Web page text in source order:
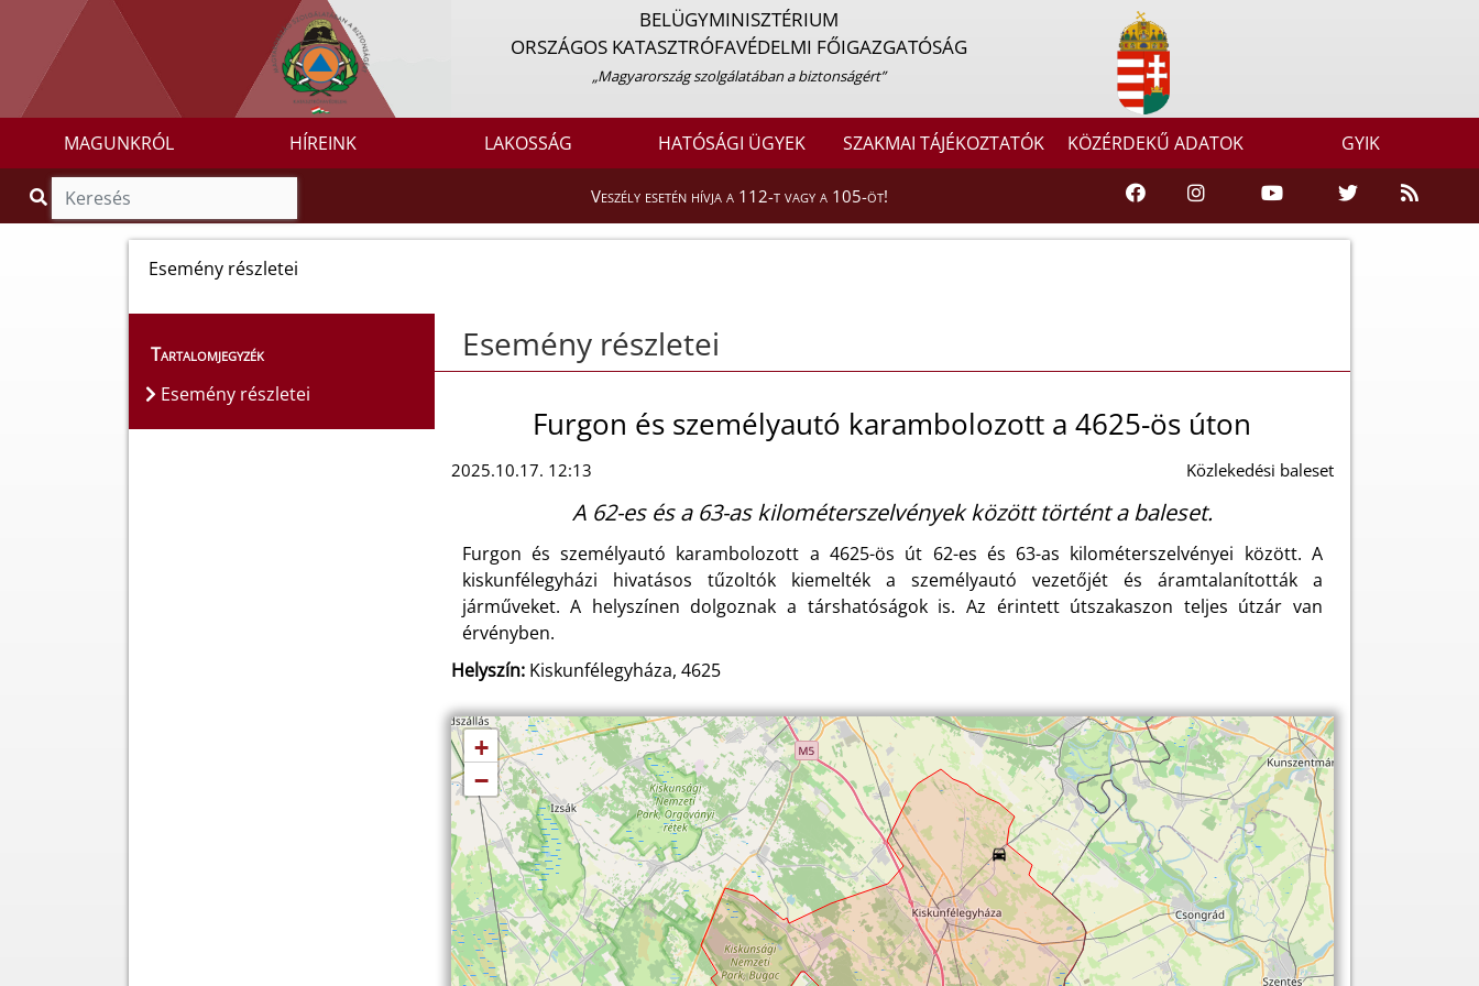
BELÜGYMINISZTÉRIUM
ORSZÁGOS KATASZTRÓFAVÉDELMI FŐIGAZGATÓSÁG
„Magyarország szolgálatában a biztonságért”
MAGUNKRÓL HÍREINK LAKOSSÁG HATÓSÁGI ÜGYEK SZAKMAI TÁJÉKOZTATÓK KÖZÉRDEKŰ ADATOK GYIK
Veszély esetén hívja a 112-t vagy a 105-öt!
Esemény részletei
Tartalomjegyzék
Esemény részletei
Esemény részletei
Furgon és személyautó karambolozott a 4625-ös úton
2025.10.17. 12:13 Közlekedési baleset
A 62-es és a 63-as kilométerszelvények között történt a baleset.
Furgon és személyautó karambolozott a 4625-ös út 62-es és 63-as kilométerszelvényei között. A
kiskunfélegyházi hivatásos tűzoltók kiemelték a személyautó vezetőjét és áramtalanították a
járműveket. A helyszínen dolgoznak a társhatóságok is. Az érintett útszakaszon teljes útzár van
érvényben.
Helyszín:Kiskunfélegyháza, 4625
+
−